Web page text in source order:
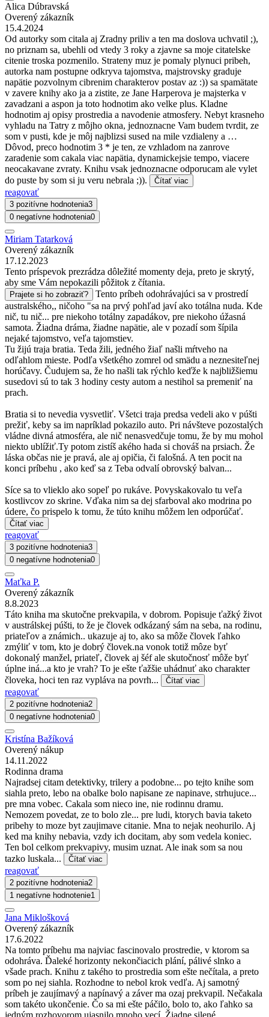
Alica Dúbravská
Overený zákazník
15.4.2024
Od autorky som citala aj Zradny priliv a ten ma doslova uchvatil ;),
no priznam sa, ubehli od vtedy 3 roky a zjavne sa moje citatelske
citenie troska pozmenilo. Strateny muz je pomaly plynuci pribeh,
autorka nam postupne odkryva tajomstva, majstrovsky graduje
napätie pozvolnym cibrenim charakterov postav az :)) sa spamätate
v zavere knihy ako ja a zistite, ze Jane Harperova je majsterka v
zavadzani a aspon ja toto hodnotim ako velke plus. Kladne
hodnotim aj opisy prostredia a navodenie atmosfery. Nebyt krasneho
vyhladu na Tatry z môjho okna, jednoznacne Vam budem tvrdit, ze
som v pusti, kde je môj najblizsi sused na mile vzdialeny a …
Dôvod, preco hodnotim 3 * je ten, ze vzhladom na zanrove
zaradenie som cakala viac napätia, dynamickejsie tempo, viacere
neocakavane zvraty. Knihu vsak jednoznacne odporucam ale vylet
do puste by som si ju veru nebrala ;)).
Čítať viac
reagovať
3 pozitívne hodnotenia3
0 negatívne hodnotenia0
Miriam Tatarková
Overený zákazník
17.12.2023
Tento príspevok prezrádza dôležité momenty deja, preto je skrytý,
aby sme Vám nepokazili pôžitok z čítania.
Prajete si ho zobraziť?
Tento príbeh odohrávajúci sa v prostredí
australského,, ničoho "sa na prvý pohľad javí ako totálna nuda. Kde
nič, tu nič... pre niekoho totálny zapadákov, pre niekoho úžasná
samota. Žiadna dráma, žiadne napätie, ale v pozadí som šípila
nejaké tajomstvo, veľa tajomstiev.
Tu žijú traja bratia. Teda žili, jedného žiaľ našli mŕtveho na
odľahlom mieste. Podľa všetkého zomrel od smädu a neznesiteľnej
horúčavy. Čudujem sa, že ho našli tak rýchlo keďže k najbližšiemu
susedovi sú to tak 3 hodiny cesty autom a nestihol sa premeniť na
prach.
Bratia si to nevedia vysvetliť. Všetci traja predsa vedeli ako v púšti
prežiť, keby sa im napríklad pokazilo auto. Pri návšteve pozostalých
vládne divná atmosféra, ale nič nenasvedčuje tomu, že by mu mohol
niekto ublížiť.Ty potom zistíš akého hada si chováš na prsiach. Že
láska občas nie je pravá, ale aj opičia, či falošná. A ten pocit na
konci príbehu , ako keď sa z Teba odvalí obrovský balvan...
Síce sa to vlieklo ako sopeľ po rukáve. Povyskakovalo tu veľa
kostlivcov zo skrine. Vďaka nim sa dej sfarboval ako modrina po
údere, čo prispelo k tomu, že túto knihu môžem len odporúčať.
Čítať viac
reagovať
3 pozitívne hodnotenia3
0 negatívne hodnotenia0
Maťka P.
Overený zákazník
8.8.2023
Táto kniha ma skutočne prekvapila, v dobrom. Popisuje ťažký život
v austrálskej púšti, to že je človek odkázaný sám na seba, na rodinu,
priateľov a známich.. ukazuje aj to, ako sa môže človek ľahko
zmýliť v tom, kto je dobrý človek.na vonok totiž môze byť
dokonalý manžel, priateľ, človek aj šéf ale skutočnosť môže byť
úplne iná...a kto je vrah? To je ešte ťažšie uhádnuť ako charakter
človeka, hoci ten raz vypláva na povrh...
Čítať viac
reagovať
2 pozitívne hodnotenia2
0 negatívne hodnotenia0
Kristína Bažíková
Overený nákup
14.11.2022
Rodinna drama
Najradsej citam detektivky, trilery a podobne... po tejto knihe som
siahla preto, lebo na obalke bolo napisane ze napinave, strhujuce...
pre mna vobec. Cakala som nieco ine, nie rodinnu dramu.
Nemozem povedat, ze to bolo zle... pre ludi, ktorych bavia taketo
pribehy to moze byt zaujimave citanie. Mna to nejak neohurilo. Aj
ked ma knihy nebavia, vzdy ich docitam, aby som vedela koniec.
Ten bol celkom prekvapivy, musim uznat. Ale inak som sa nou
tazko luskala...
Čítať viac
reagovať
2 pozitívne hodnotenia2
1 negatívne hodnotenie1
Jana Miklošková
Overený zákazník
17.6.2022
Na tomto príbehu ma najviac fascinovalo prostredie, v ktorom sa
odohráva. Ďaleké horizonty nekončiacich plání, pálivé slnko a
všade prach. Knihu z takého to prostredia som ešte nečítala, a preto
som po nej siahla. Rozhodne to nebol krok vedľa. Aj samotný
príbeh je zaujímavý a napínavý a záver ma ozaj prekvapil. Nečakala
som takéto ukončenie. Čo sa mi ešte páčilo, bolo to, ako ľahko sa
jedným rozhovorom ujasnilo mnoho vecí. Žiadne silené